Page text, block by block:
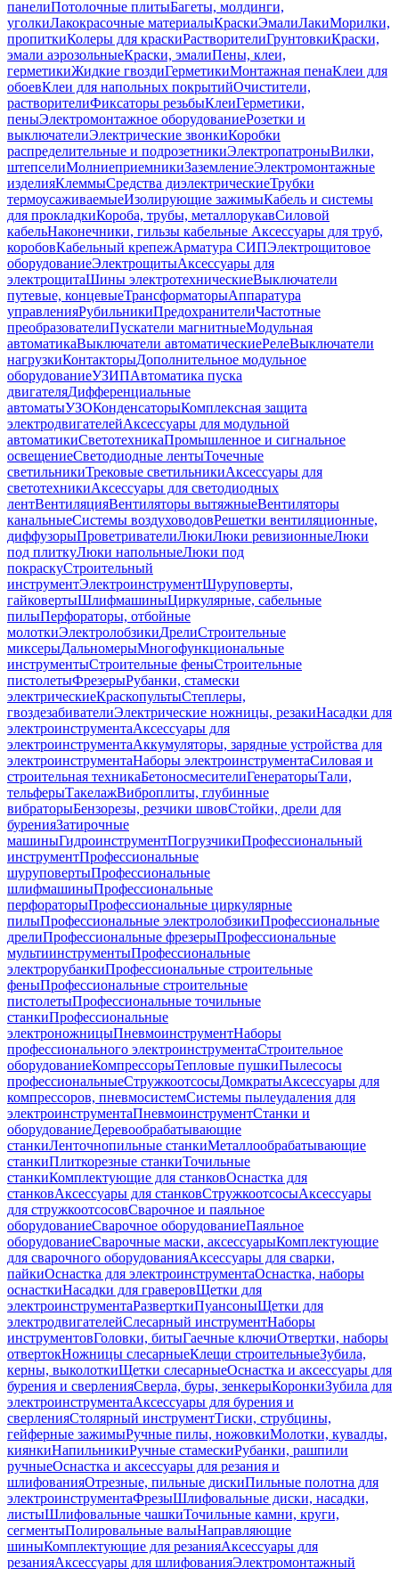
панелиПотолочные плитыБагеты, молдинги,
уголкиЛакокрасочные материалыКраскиЭмалиЛакиМорилки,
пропиткиКолеры для краскиРастворителиГрунтовкиКраски,
эмали аэрозольныеКраски, эмалиПены, клеи,
герметикиЖидкие гвоздиГерметикиМонтажная пенаКлеи для
обоевКлеи для напольных покрытийОчистители,
растворителиФиксаторы резьбыКлеиГерметики,
пеныЭлектромонтажное оборудованиеРозетки и
выключателиЭлектрические звонкиКоробки
распределительные и подрозетникиЭлектропатроныВилки,
штепселиМолниеприемникиЗаземлениеЭлектромонтажные
изделияКлеммыСредства диэлектрическиеТрубки
термоусаживаемыеИзолирующие зажимыКабель и системы
для прокладкиКороба, трубы, металлорукавСиловой
кабельНаконечники, гильзы кабельные Аксессуары для труб,
коробовКабельный крепежАрматура СИПЭлектрощитовое
оборудованиеЭлектрощитыАксессуары для
электрощитаШины электротехническиеВыключатели
путевые, концевыеТрансформаторыАппаратура
управленияРубильникиПредохранителиЧастотные
преобразователиПускатели магнитныеМодульная
автоматикаВыключатели автоматическиеРелеВыключатели
нагрузкиКонтакторыДополнительное модульное
оборудованиеУЗИПАвтоматика пуска
двигателяДифференциальные
автоматыУЗОКонденсаторыКомплексная защита
электродвигателейАксессуары для модульной
автоматикиСветотехникаПромышленное и сигнальное
освещениеСветодиодные лентыТочечные
светильникиТрековые светильникиАксессуары для
светотехникиАксессуары для светодиодных
лентВентиляцияВентиляторы вытяжныеВентиляторы
канальныеСистемы воздуховодовРешетки вентиляционные,
диффузорыПроветривателиЛюкиЛюки ревизионныеЛюки
под плиткуЛюки напольныеЛюки под
покраскуСтроительный
инструментЭлектроинструментШуруповерты,
гайковертыШлифмашиныЦиркулярные, сабельные
пилыПерфораторы, отбойные
молоткиЭлектролобзикиДрелиСтроительные
миксерыДальномерыМногофункциональные
инструментыСтроительные феныСтроительные
пистолетыФрезерыРубанки, стамески
электрическиеКраскопультыСтеплеры,
гвоздезабивателиЭлектрические ножницы, резакиНасадки для
электроинструментаАксессуары для
электроинструментаАккумуляторы, зарядные устройства для
электроинструментаНаборы электроинструментаСиловая и
строительная техникаБетоносмесителиГенераторыТали,
тельферыТакелажВиброплиты, глубинные
вибраторыБензорезы, резчики швовСтойки, дрели для
буренияЗатирочные
машиныГидроинструментПогрузчикиПрофессиональный
инструментПрофессиональные
шуруповертыПрофессиональные
шлифмашиныПрофессиональные
перфораторыПрофессиональные циркулярные
пилыПрофессиональные электролобзикиПрофессиональные
дрелиПрофессиональные фрезерыПрофессиональные
мультиинструментыПрофессиональные
электрорубанкиПрофессиональные строительные
феныПрофессиональные строительные
пистолетыПрофессиональные точильные
станкиПрофессиональные
электроножницыПневмоинструментНаборы
профессионального электроинструментаСтроительное
оборудованиеКомпрессорыТепловые пушкиПылесосы
профессиональныеСтружкоотсосыДомкратыАксессуары для
компрессоров, пневмосистемСистемы пылеудаления для
электроинструментаПневмоинструментСтанки и
оборудованиеДеревообрабатывающие
станкиЛенточнопильные станкиМеталлообрабатывающие
станкиПлиткорезные станкиТочильные
станкиКомплектующие для станковОснастка для
станковАксессуары для станковСтружкоотсосыАксессуары
для стружкоотсосовСварочное и паяльное
оборудованиеСварочное оборудованиеПаяльное
оборудованиеСварочные маски, аксессуарыКомплектующие
для сварочного оборудованияАксессуары для сварки,
пайкиОснастка для электроинструментаОснастка, наборы
оснасткиНасадки для граверовЩетки для
электроинструментаРазверткиПуансоныЩетки для
электродвигателейСлесарный инструментНаборы
инструментовГоловки, битыГаечные ключиОтвертки, наборы
отвертокНожницы слесарныеКлещи строительныеЗубила,
керны, выколоткиЩетки слесарныеОснастка и аксессуары для
бурения и сверленияСверла, буры, зенкерыКоронкиЗубила для
электроинструментаАксессуары для бурения и
сверленияСтолярный инструментТиски, струбцины,
гейферные зажимыРучные пилы, ножовкиМолотки, кувалды,
киянкиНапильникиРучные стамескиРубанки, рашпили
ручныеОснастка и аксессуары для резания и
шлифованияОтрезные, пильные дискиПильные полотна для
электроинструментаФрезыШлифовальные диски, насадки,
листыШлифовальные чашкиТочильные камни, круги,
сегментыПолировальные валыНаправляющие
шиныКомплектующие для резанияАксессуары для
резанияАксессуары для шлифованияЭлектромонтажный